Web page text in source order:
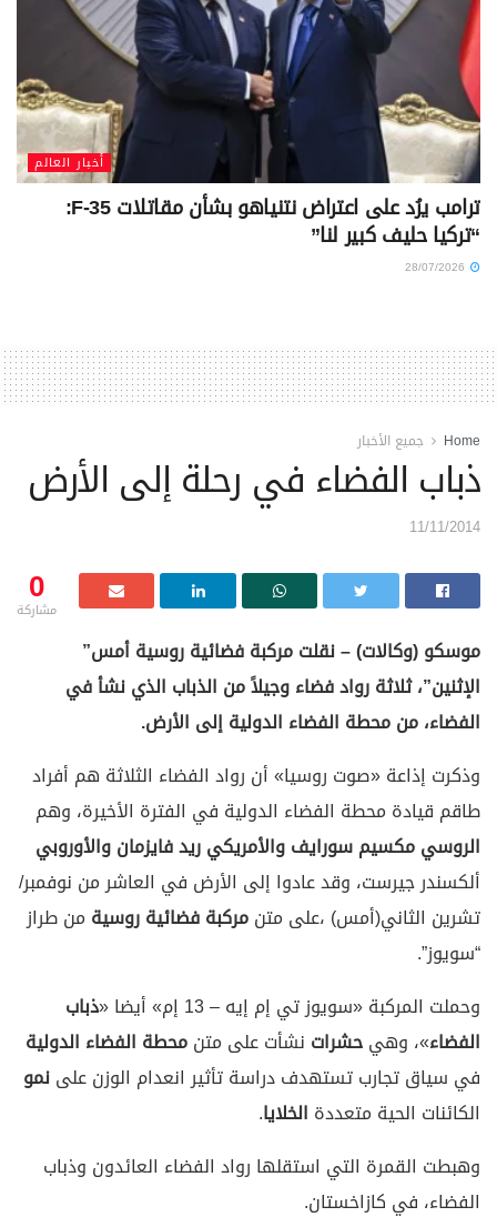
أخبار العالم
ترامب يرُد على اعتراض نتنياهو بشأن مقاتلات F-35:
“تركيا حليف كبير لنا”
Home جميع الأخبار
ذباب الفضاء في رحلة إلى الأرض
11/11/2014
0
مشاركة
موسكو (وكالات) – نقلت مركبة فضائية روسية أمس”
الإثنين”، ثلاثة رواد فضاء وجيلاً من الذباب الذي نشأ في
الفضاء، من محطة الفضاء الدولية إلى الأرض.
وذكرت إذاعة «صوت روسيا» أن رواد الفضاء الثلاثة هم أفراد
طاقم قيادة محطة الفضاء الدولية في الفترة الأخيرة، وهم
الروسي مكسيم سورايف والأمريكي ريد فايزمانوالأوروبي
ألكسندر جيرست، وقد عادوا إلى الأرض في العاشر من نوفمبر/
تشرين الثاني(أمس) ،على متنمركبة فضائية روسية من طراز
“سويوز”.
وحملت المركبة «سويوز تي إم إيه – 13 إم» أيضا «
ذباب
الفضاء»، وهيحشرات نشأت على متنمحطة الفضاء الدولية
في سياق تجارب تستهدف دراسة تأثير انعدام الوزن علىنمو
الكائنات الحية متعددة الخلايا.
وهبطت القمرة التي استقلها رواد الفضاء العائدون وذباب
الفضاء، في كازاخستان.